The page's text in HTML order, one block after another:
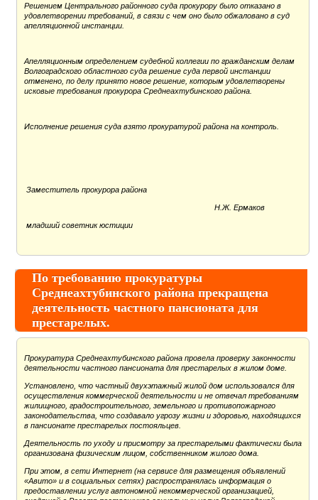
Решением Центрального районного суда прокурору было отказано в
удовлетворении требований, в связи с чем оно было обжаловано в суд
апелляционной инстанции.
Апелляционным определением судебной коллегии по гражданским делам
Волгоградского областного суда решение суда первой инстанции
отменено, по делу принято новое решение, которым удовлетворены
исковые требования прокурора Среднеахтубинского района.
Исполнение решения суда взято прокуратурой района на контроль.
Заместитель прокурора района
младший советник юстиции
Н.Ж. Ермаков
По требованию прокуратуры
Среднеахтубинского района прекращена
деятельность частного пансионата для
престарелых.
Прокуратура Среднеахтубинского района провела проверку законности
деятельности частного пансионата для престарелых в жилом доме.
Установлено, что частный двухэтажный жилой дом использовался для
осуществления коммерческой деятельности и не отвечал требованиям
жилищного, градостроительного, земельного и противопожарного
законодательства, что создавало угрозу жизни и здоровью, находящихся
в пансионате престарелых постояльцев.
Деятельность по уходу и присмотру за престарелыми фактически была
организована физическим лицом, собственником жилого дома.
При этом, в сети Интернет (на сервисе для размещения объявлений
«Авито» и в социальных сетях) распространялась информация о
предоставлении услуг автономной некоммерческой организацией,